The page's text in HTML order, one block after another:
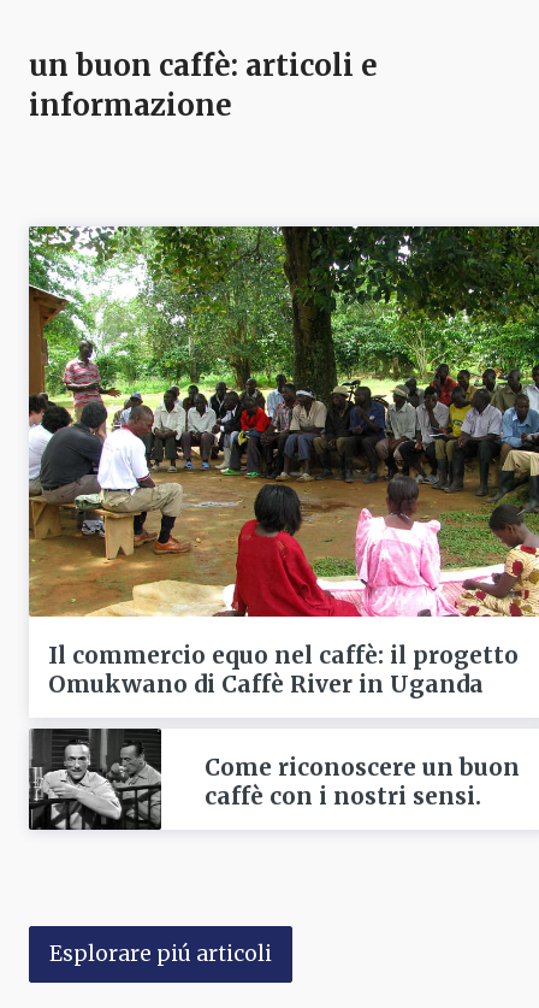
un buon caffè: articoli e
informazione
Il commercio equo nel caffè: il progetto
Omukwano di Caffè River in Uganda
Come riconoscere un buon
caffè con i nostri sensi.
Esplorare piú articoli